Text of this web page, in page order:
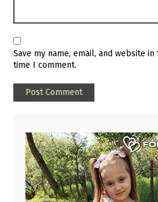
Save my name, email, and website
time I comment.